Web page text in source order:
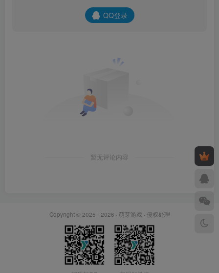
QQ登录
暂无评论内容
Copyright © 2025 - 2026 · 萌芽游戏 · 侵权处理